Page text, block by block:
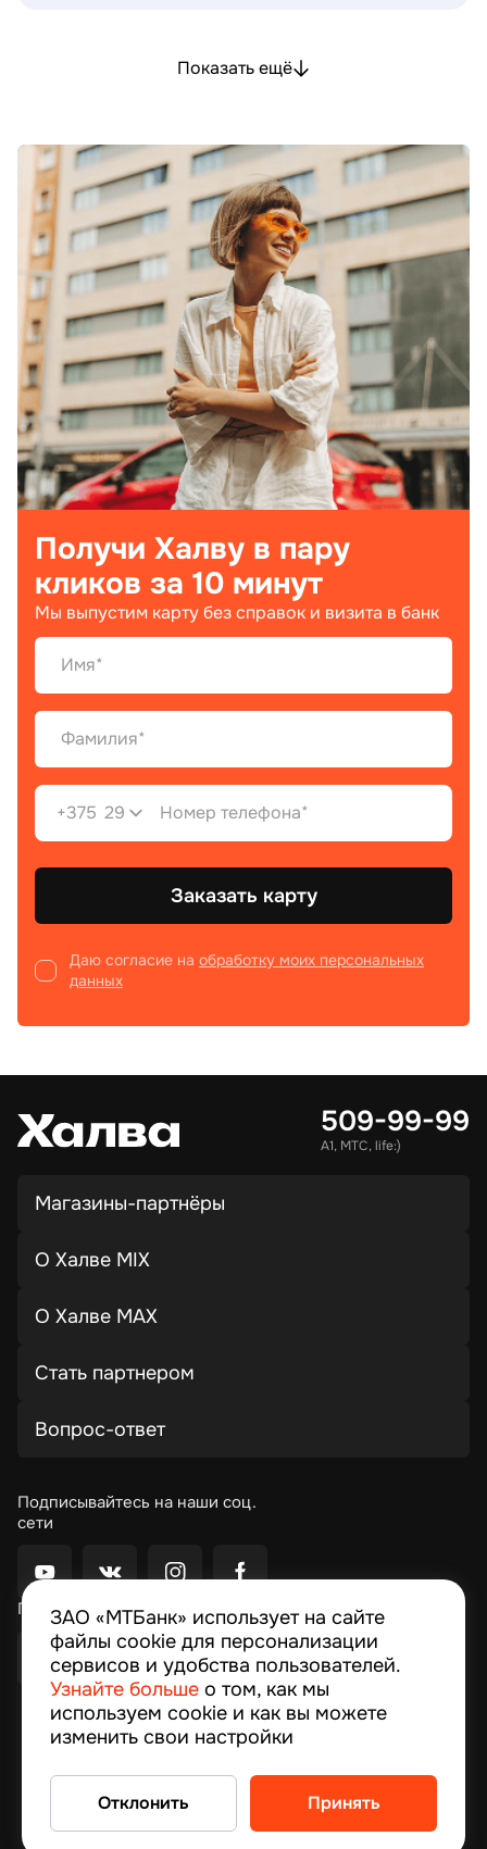
ЗАО «МТБанк» использует на сайте
файлы cookie для персонализации
сервисов и удобства пользователей.
Узнайте больше о том, как мы
используем cookie и как вы можете
изменить свои настройки
Принять
Отклонить
Показать ещё
Получи Халву в пару
кликов за 10 минут
Мы выпустим карту без справок и визита в банк
+375 29
Заказать карту
Даю согласие на обработку моих персональных
данных
509-99-99
А1, МТС, life:)
Магазины-партнёры
О Халве MIX
О Халве MAX
Стать партнером
Вопрос-ответ
© 1994–2024 ЗАО “МТБанк”, улица Толстого,10,
Минск, Республика Беларусь Лицензия на
осуществление банковской деятельности № 13
выдана 09.02.2024
© 2026, MTBank
Подписывайтесь на наши соц.
сети
Приложение Moby